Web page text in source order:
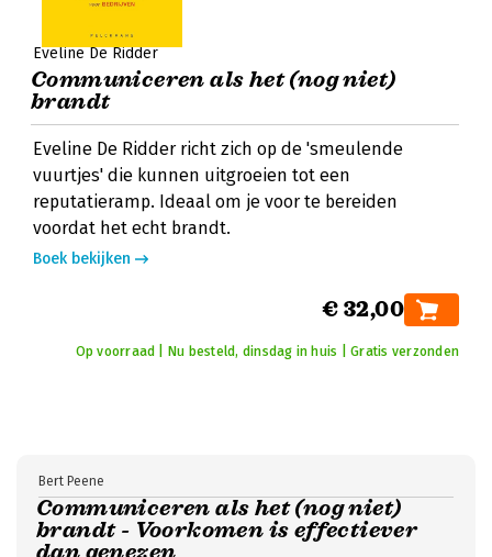
Eveline De Ridder
Communiceren als het (nog niet)
brandt
Eveline De Ridder richt zich op de 'smeulende
vuurtjes' die kunnen uitgroeien tot een
reputatieramp. Ideaal om je voor te bereiden
voordat het echt brandt.
Boek bekijken
€ 32,00
Op voorraad | Nu besteld, dinsdag in huis | Gratis verzonden
Communiceren als het (nog niet)
brandt - Voorkomen is effectiever
Bert Peene